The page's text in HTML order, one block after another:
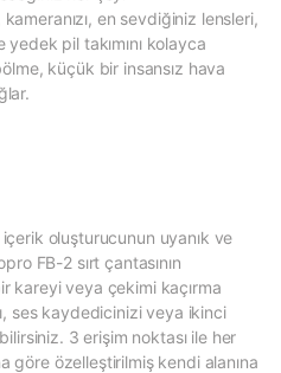
en sevdiğiniz lensleri,
pil takımını kolayca
küçük bir insansız hava
oluşturucunun uyanık ve
FB-2 sırt çantasının
kareyi veya çekimi kaçırma
ses kaydedicinizi veya ikinci
3 erişim noktası ile her
göre özelleştirilmiş kendi alanına